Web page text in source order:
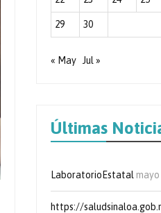
29 30
« May Jul »
Últimas
LaboratorioEstatal mayo
https://